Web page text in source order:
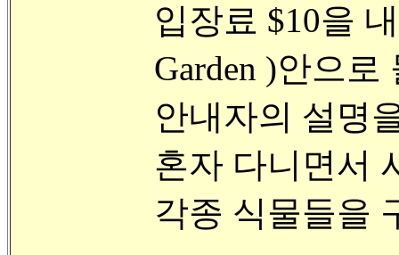
입장료 $10을
Garden )안으로
안내자의 설명
혼자 다니면서
각종 식물들을